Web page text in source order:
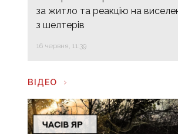
за житло та реакцію на
з шелтерів
16 червня, 11:39
ВІДЕО